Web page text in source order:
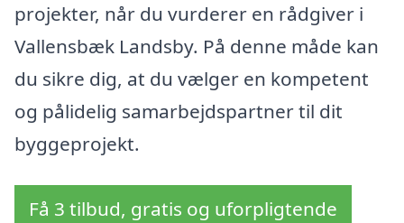
projekter, når du vurderer en rådgiver i
Vallensbæk Landsby. På denne måde kan
du sikre dig, at du vælger en kompetent
og pålidelig samarbejdspartner til dit
byggeprojekt.
Få 3 tilbud, gratis og uforpligtende